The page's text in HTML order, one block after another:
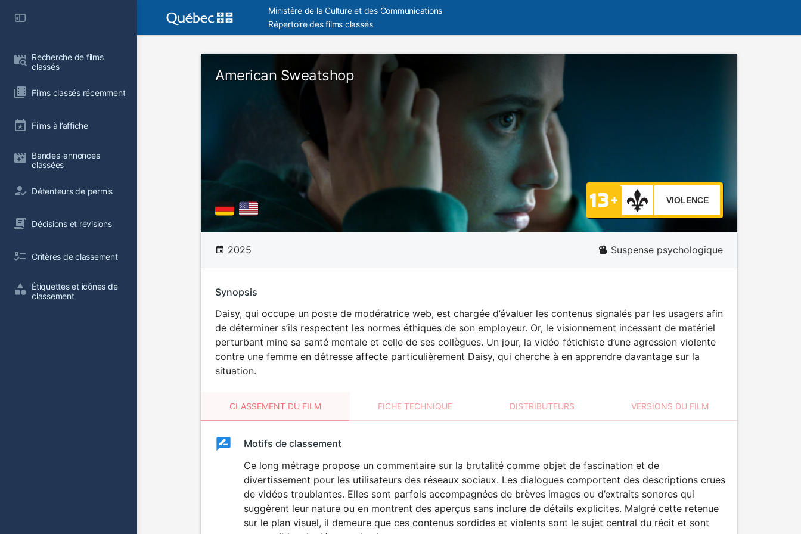
Recherche de films
classés
Films classés récemment
Films à l’affiche
Bandes-annonces
classées
Détenteurs de permis
Décisions et révisions
Critères de classement
Étiquettes et icônes de
classement
Ministère de la Culture et des Communications
Répertoire des films classés
American Sweatshop
VIOLENCE
2025 Suspense psychologique
Synopsis
Daisy, qui occupe un poste de modératrice web, est chargée d’évaluer les contenus signalés par les usagers afin
de déterminer s’ils respectent les normes éthiques de son employeur. Or, le visionnement incessant de matériel
perturbant mine sa santé mentale et celle de ses collègues. Un jour, la vidéo fétichiste d’une agression violente
contre une femme en détresse affecte particulièrement Daisy, qui cherche à en apprendre davantage sur la
situation.
CLASSEMENT DU FILM FICHE TECHNIQUE DISTRIBUTEURS VERSIONS DU FILM
ClassementClassement
VIOLENCE
Motifs de classement
Ce long métrage propose un commentaire sur la brutalité comme objet de fascination et de
divertissement pour les utilisateurs des réseaux sociaux. Les dialogues comportent des descriptions crues
de vidéos troublantes. Elles sont parfois accompagnées de brèves images ou d’extraits sonores qui
suggèrent leur nature ou en montrent des aperçus sans inclure de détails explicites. Malgré cette retenue
sur le plan visuel, il demeure que ces contenus sordides et violents sont le sujet central du récit et sont